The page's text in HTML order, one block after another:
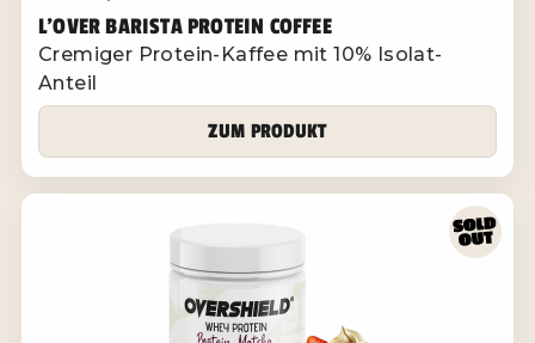
L'OVER BARISTA PROTEIN COFFEE
Cremiger Protein-Kaffee mit 10% Isolat-
Anteil
ZUM PRODUKT